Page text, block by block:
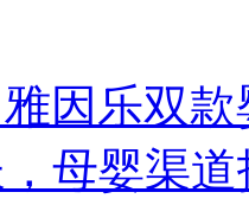
因乐双
母婴渠